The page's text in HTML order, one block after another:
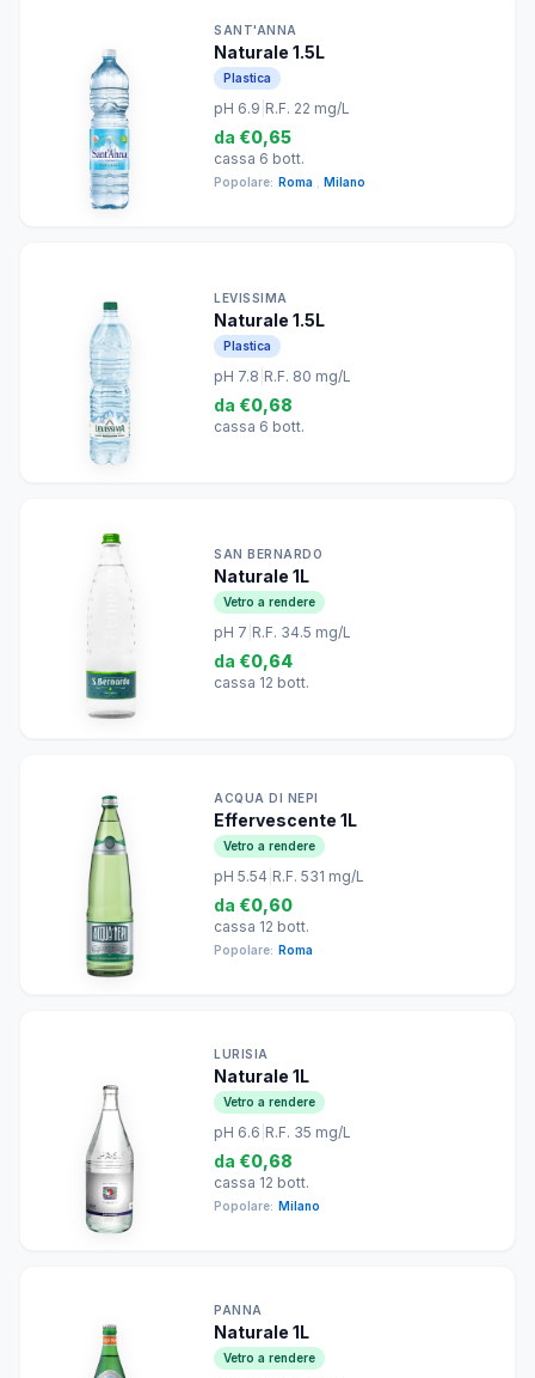
SANT'ANNA
Naturale 1.5L
Plastica
pH 6.9 R.F. 22 mg/L
da €0,65
cassa 6 bott.
Popolare: Roma Milano
LEVISSIMA
Naturale 1.5L
Plastica
pH 7.8 R.F. 80 mg/L
da €0,68
cassa 6 bott.
SAN BERNARDO
Naturale 1L
Vetro a rendere
pH 7 R.F. 34.5 mg/L
da €0,64
cassa 12 bott.
ACQUA DI NEPI
Effervescente 1L
Vetro a rendere
pH 5.54 R.F. 531 mg/L
da €0,60
cassa 12 bott.
Popolare: Roma
LURISIA
Naturale 1L
Vetro a rendere
pH 6.6 R.F. 35 mg/L
da €0,68
cassa 12 bott.
Popolare: Milano
PANNA
Naturale 1L
Vetro a rendere